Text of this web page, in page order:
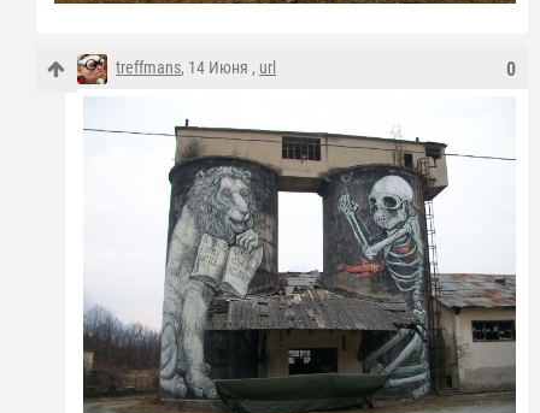
0
treffmans, 14 Июня , url